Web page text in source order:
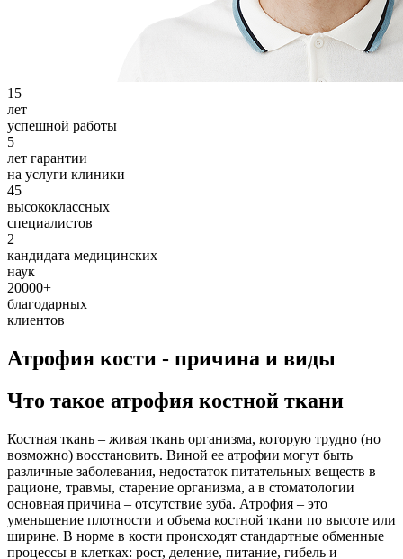
15
лет
успешной работы
5
лет гарантии
на услуги клиники
45
высококлассных
специалистов
2
кандидата медицинских
наук
20000+
благодарных
клиентов
Атрофия кости - причина и виды
Что такое атрофия костной ткани
Костная ткань – живая ткань организма, которую трудно (но
возможно) восстановить. Виной ее атрофии могут быть
различные заболевания, недостаток питательных веществ в
рационе, травмы, старение организма, а в стоматологии
основная причина – отсутствие зуба. Атрофия – это
уменьшение плотности и объема костной ткани по высоте или
ширине. В норме в кости происходят стандартные обменные
процессы в клетках: рост, деление, питание, гибель и